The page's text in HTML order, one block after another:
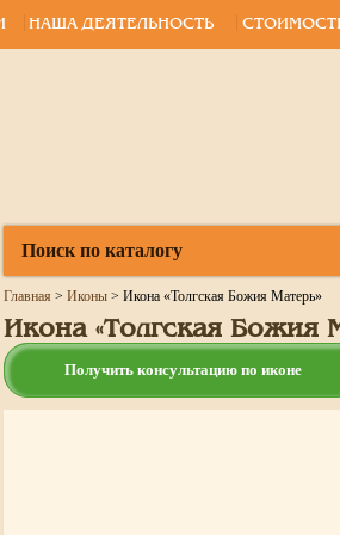
НАША ДЕЯТЕЛЬНОСТЬ
Поиск по каталогу
Главная > Иконы > Икона «Толгская Божия Матерь»
Икона «Толгская Божия
Получить консультацию по иконе